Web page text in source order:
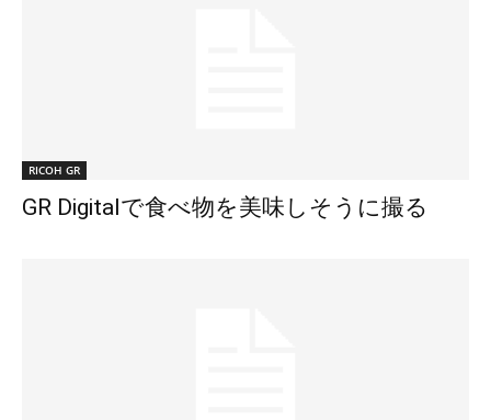
RICOH GR
GR Digitalで食べ物を美味しそうに撮る